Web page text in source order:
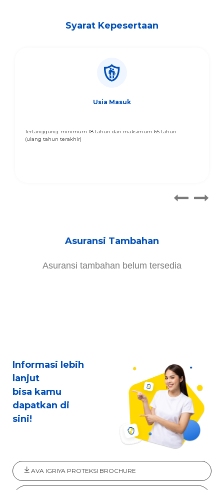
Syarat Kepesertaan
Usia Masuk
Tertanggung: minimum 18 tahun dan maksimum 65 tahun
(ulang tahun terakhir)
Asuransi Tambahan
Asuransi tambahan belum tersedia
Informasi lebih
lanjut
bisa kamu
dapatkan di
sini!
AVA IGRIYA PROTEKSI BROCHURE